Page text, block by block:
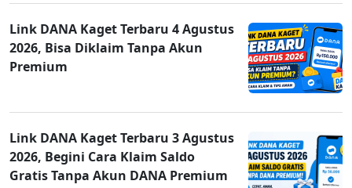
Link DANA Kaget Terbaru 4 Agustus
2026, Bisa Diklaim Tanpa Akun
Premium
Link DANA Kaget Terbaru 3 Agustus
2026, Begini Cara Klaim Saldo
Gratis Tanpa Akun DANA Premium